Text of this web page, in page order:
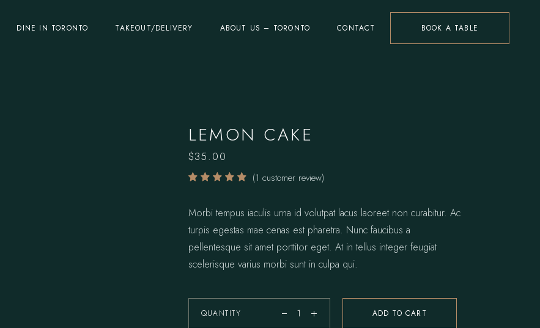
DINE IN TORONTO TAKEOUT/DELIVERY ABOUT US – TORONTO CONTACT BOOK A TABLE
LEMON CAKE
$35.00
(1 customer review)
Morbi tempus iaculis urna id volutpat lacus laoreet non curabitur. Ac
turpis egestas mae cenas est pharetra. Nunc faucibus a
pellentesque sit amet porttitor eget. At in tellus integer feugiat
scelerisque varius morbi sunt in culpa qui.
QUANTITY ADD TO CART